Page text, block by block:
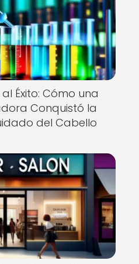
Éxito: Cómo una
Conquistó la
del Cabello